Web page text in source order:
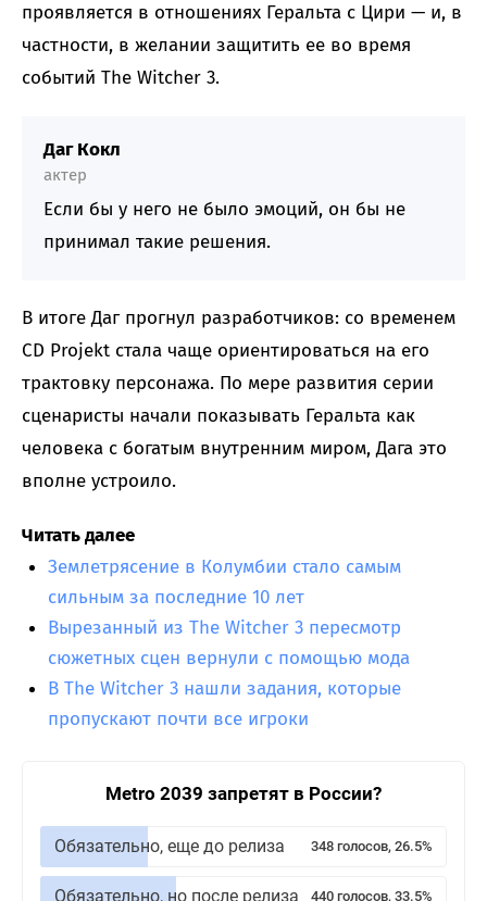
проявляется в отношениях Геральта с Цири — и, в
частности, в желании защитить ее во время
событий The Witcher 3.
Даг Кокл
актер
Если бы у него не было эмоций, он бы не
принимал такие решения.
В итоге Даг прогнул разработчиков: со временем
CD Projekt стала чаще ориентироваться на его
трактовку персонажа. По мере развития серии
сценаристы начали показывать Геральта как
человека с богатым внутренним миром, Дага это
вполне устроило.
Читать далее
Землетрясение в Колумбии стало самым
сильным за последние 10 лет
Вырезанный из The Witcher 3 пересмотр
сюжетных сцен вернули с помощью мода
В The Witcher 3 нашли задания, которые
пропускают почти все игроки
Metro 2039 запретят в России?
Обязательно, еще до релиза 348 голосов, 26.5%
Обязательно, но после релиза 440 голосов, 33.5%